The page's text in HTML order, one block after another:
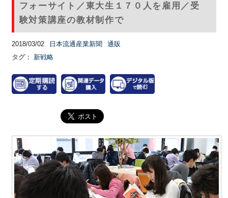
フォーサイト／東大生１７０人を雇用／受
験対策講座の教材制作で
2018/03/02 日本流通産業新聞
通販
タグ：
新戦略